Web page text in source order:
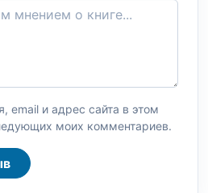
email и адрес сайта в этом
моих комментариев.